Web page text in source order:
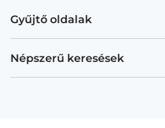
Gyűjtő oldalak
Népszerű keresések